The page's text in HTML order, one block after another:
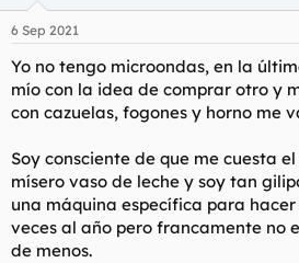
6 Sep 2021
Yo no tengo microondas, en la
mío con la idea de comprar otro y
con cazuelas, fogones y horno me
Soy consciente de que me cuesta
mísero vaso de leche y soy tan
una máquina específica para
veces al año pero francamente no
de menos.